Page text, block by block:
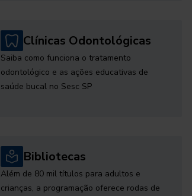
Clínicas Odontológicas
Saiba como funciona o tratamento
odontológico e as ações educativas de
saúde bucal no Sesc SP
Bibliotecas
Além de 80 mil títulos para adultos e
crianças, a programação oferece rodas de